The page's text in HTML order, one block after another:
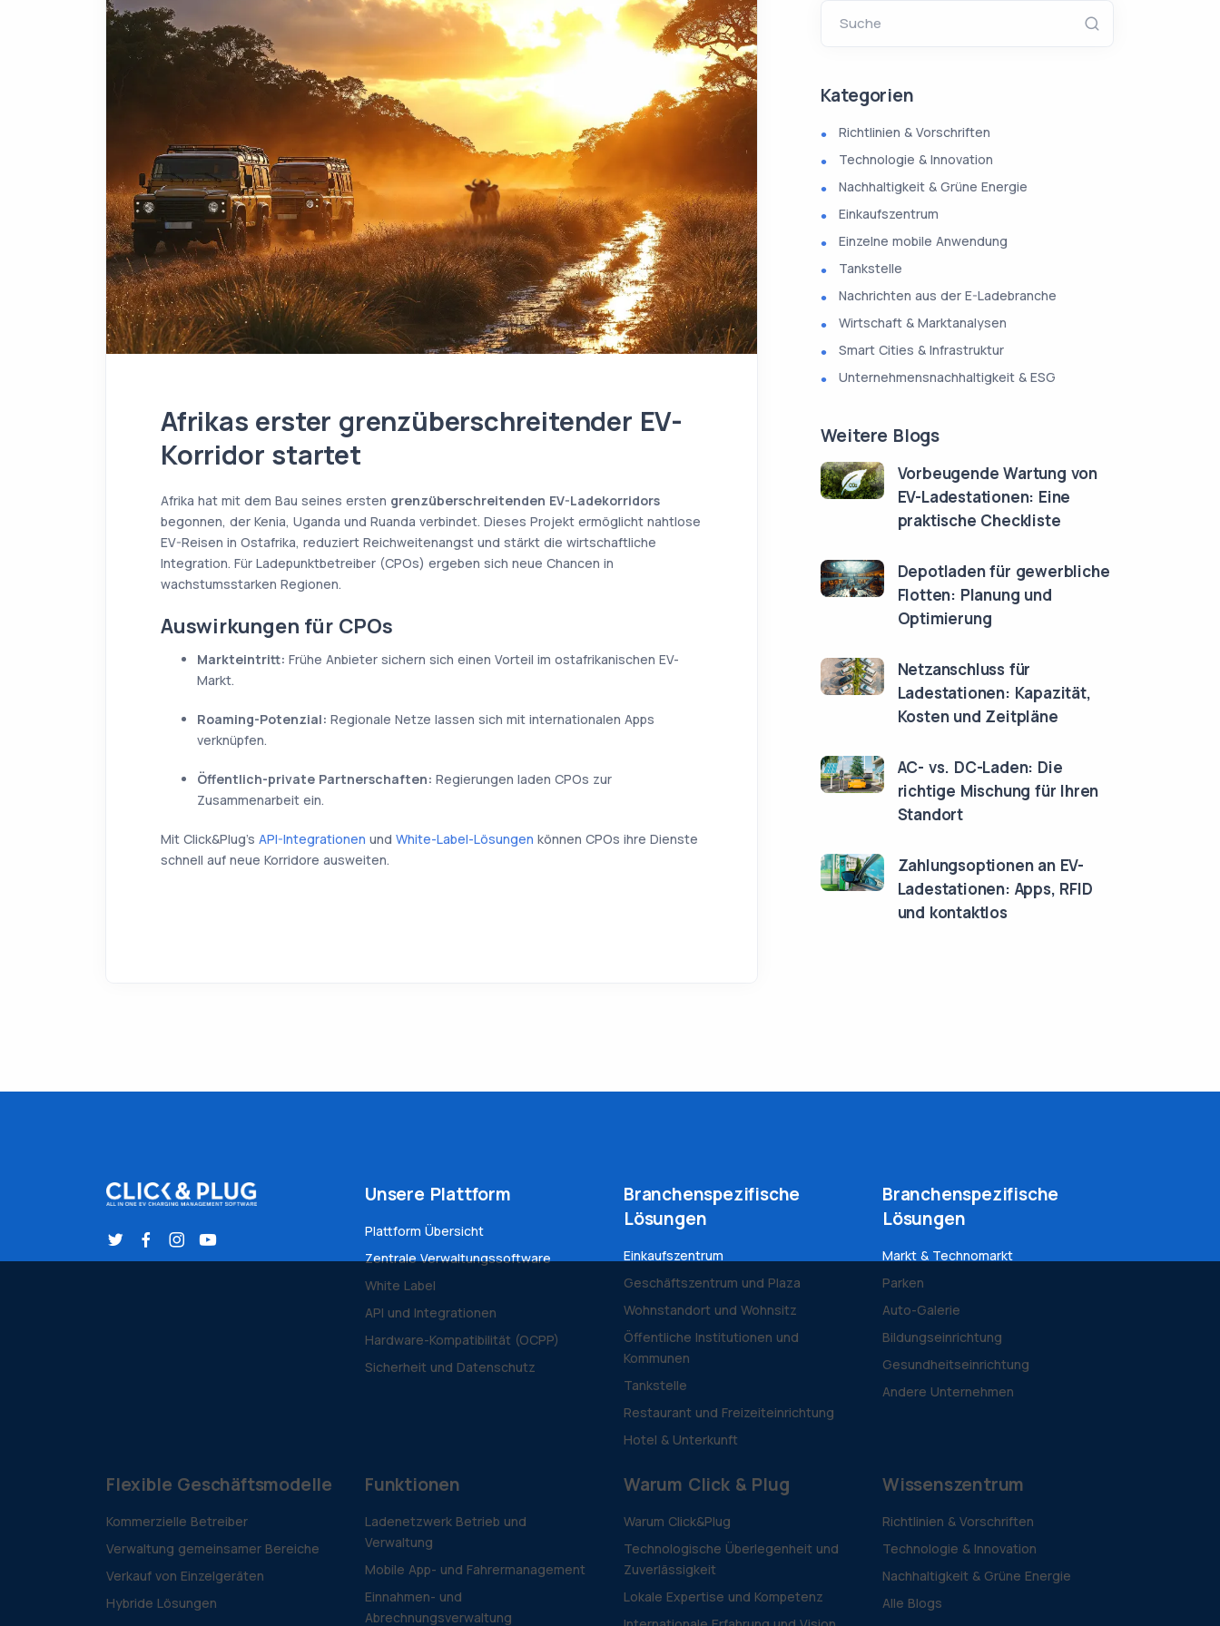
Afrikas erster grenzüberschreitender EV-
Korridor startet
Afrika hat mit dem Bau seines ersten grenzüberschreitenden EV-Ladekorridors
begonnen, der Kenia, Uganda und Ruanda verbindet. Dieses Projekt ermöglicht nahtlose
EV-Reisen in Ostafrika, reduziert Reichweitenangst und stärkt die wirtschaftliche
Integration. Für Ladepunktbetreiber (CPOs) ergeben sich neue Chancen in
wachstumsstarken Regionen.
Auswirkungen für CPOs
Markteintritt: Frühe Anbieter sichern sich einen Vorteil im ostafrikanischen EV-
Markt.
Roaming-Potenzial: Regionale Netze lassen sich mit internationalen Apps
verknüpfen.
Öffentlich-private Partnerschaften: Regierungen laden CPOs zur
Zusammenarbeit ein.
Mit Click&Plug’s API-Integrationen und White-Label-Lösungen können CPOs ihre Dienste
schnell auf neue Korridore ausweiten.
Suche
Kategorien
Richtlinien & Vorschriften
Technologie & Innovation
Nachhaltigkeit & Grüne Energie
Einkaufszentrum
Einzelne mobile Anwendung
Tankstelle
Nachrichten aus der E-Ladebranche
Wirtschaft & Marktanalysen
Smart Cities & Infrastruktur
Unternehmensnachhaltigkeit & ESG
Weitere Blogs
Vorbeugende Wartung von
EV-Ladestationen: Eine
praktische Checkliste
Depotladen für gewerbliche
Flotten: Planung und
Optimierung
Netzanschluss für
Ladestationen: Kapazität,
Kosten und Zeitpläne
AC- vs. DC-Laden: Die
richtige Mischung für Ihren
Standort
Zahlungsoptionen an EV-
Ladestationen: Apps, RFID
und kontaktlos
Unsere Plattform
Plattform Übersicht
Zentrale Verwaltungssoftware
White Label
API und Integrationen
Hardware-Kompatibilität (OCPP)
Sicherheit und Datenschutz
Branchenspezifische
Lösungen
Einkaufszentrum
Geschäftszentrum und Plaza
Wohnstandort und Wohnsitz
Öffentliche Institutionen und
Kommunen
Tankstelle
Restaurant und Freizeiteinrichtung
Hotel & Unterkunft
Branchenspezifische
Lösungen
Markt & Technomarkt
Parken
Auto-Galerie
Bildungseinrichtung
Gesundheitseinrichtung
Andere Unternehmen
Flexible Geschäftsmodelle
Kommerzielle Betreiber
Verwaltung gemeinsamer Bereiche
Verkauf von Einzelgeräten
Hybride Lösungen
Funktionen
Ladenetzwerk Betrieb und
Verwaltung
Mobile App- und Fahrermanagement
Einnahmen- und
Abrechnungsverwaltung
Warum Click & Plug
Warum Click&Plug
Technologische Überlegenheit und
Zuverlässigkeit
Lokale Expertise und Kompetenz
Wissenszentrum
Richtlinien & Vorschriften
Technologie & Innovation
Nachhaltigkeit & Grüne Energie
Alle Blogs